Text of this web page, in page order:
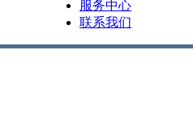
服务中心
联系我们